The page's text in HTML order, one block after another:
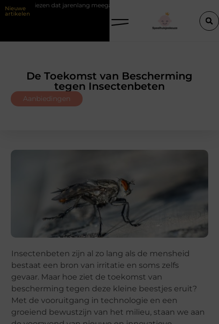
Nieuwe
artikelen
meegaat Renovlies behang voor strakke wanden
De Toekomst van Bescherming
tegen Insectenbeten
Aanbiedingen
Insectenbeten zijn al zo lang als de mensheid
bestaat een bron van irritatie en soms zelfs
gevaar. Maar hoe ziet de toekomst van
bescherming tegen deze kleine beestjes eruit?
Met de vooruitgang in technologie en een
groeiend bewustzijn van het milieu, staan we aan